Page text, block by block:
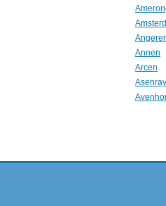
Annen
Arcen
Asenray